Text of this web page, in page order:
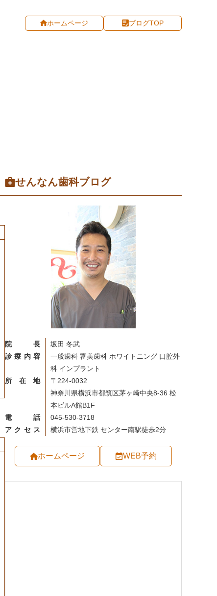
ホームページ ブログTOP
せんなん歯科ブログ
院長
坂田 冬武
診療内容
一般歯科 審美歯科 ホワイトニング 口腔外
科 インプラント
所在地
〒224-0032
神奈川県横浜市都筑区茅ヶ崎中央8-36 松
本ビルA館B1F
電話
045-530-3718
アクセス
横浜市営地下鉄 センター南駅徒歩2分
ホームページ WEB予約